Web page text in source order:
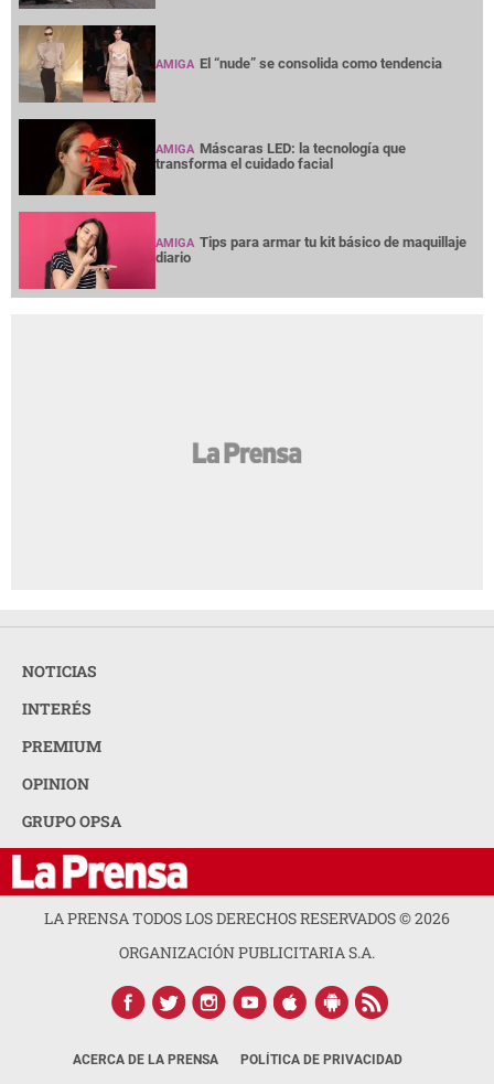
AMIGA El “nude” se consolida como tendencia
AMIGA Máscaras LED: la tecnología que
transforma el cuidado facial
AMIGA Tips para armar tu kit básico de maquillaje
diario
NOTICIAS
INTERÉS
PREMIUM
OPINION
GRUPO OPSA
LA PRENSA TODOS LOS DERECHOS RESERVADOS ©2026
ORGANIZACIÓN PUBLICITARIA S.A.
ACERCA DE LA PRENSA POLÍTICA DE PRIVACIDAD